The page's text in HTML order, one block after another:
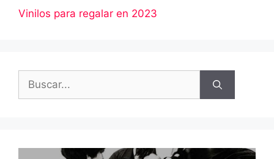
Vinilos para regalar en 2023
Buscar: